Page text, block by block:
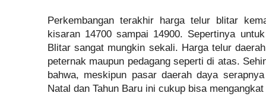
Perkembangan terakhir harga telur blitar
kisaran 14700 sampai 14900. Sepertinya
Blitar sangat mungkin sekali. Harga telur
peternak maupun pedagang seperti di atas.
bahwa, meskipun pasar daerah daya
Natal dan Tahun Baru ini cukup bisa